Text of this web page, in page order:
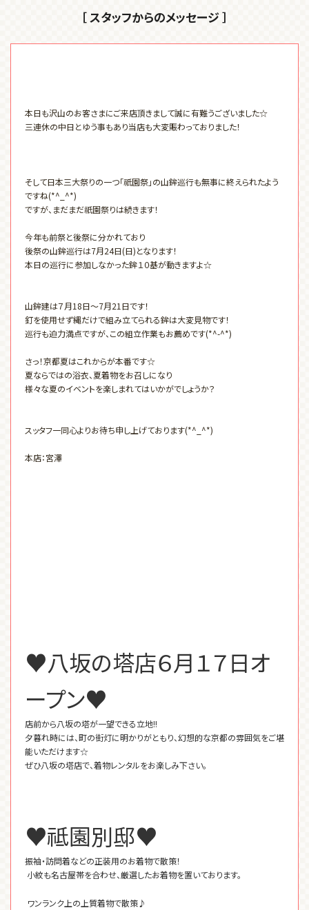
［ スタッフからのメッセージ ］
本日も沢山のお客さまにご来店頂きまして誠に有難うございました☆
三連休の中日とゆう事もあり当店も大変賑わっておりました！
そして日本三大祭りの一つ「祇園祭」の山鉾巡行も無事に終えられたよう
ですね(*^_^*)
ですが、まだまだ祇園祭りは続きます！
今年も前祭と後祭に分かれており
後祭の山鉾巡行は7月24日(日)となります！
本日の巡行に参加しなかった鉾１０基が動きますよ☆
山鉾建は７月18日～7月21日です！
釘を使用せず縄だけで組み立てられる鉾は大変見物です！
巡行も迫力満点ですが、この組立作業もお薦めです(*^-^*)
さっ！京都夏はこれからが本番です☆
夏ならではの浴衣、夏着物をお召しになり
様々な夏のイベントを楽しまれてはいかがでしょうか？
スッタフ一同心よりお待ち申し上げております(*^_^*)
本店：宮澤
♥八坂の塔店６月１７日オ
ープン♥
店前から八坂の塔が一望できる立地!!
夕暮れ時には、町の街灯に明かりがともり、幻想的な京都の雰囲気をご堪
能いただけます☆
ぜひ八坂の塔店で、着物レンタルをお楽しみ下さい。
♥祗園別邸♥
振袖・訪問着などの正装用のお着物で散策！
小紋も名古屋帯を合わせ、厳選したお着物を置いております。
ワンランク上の上質着物で散策♪